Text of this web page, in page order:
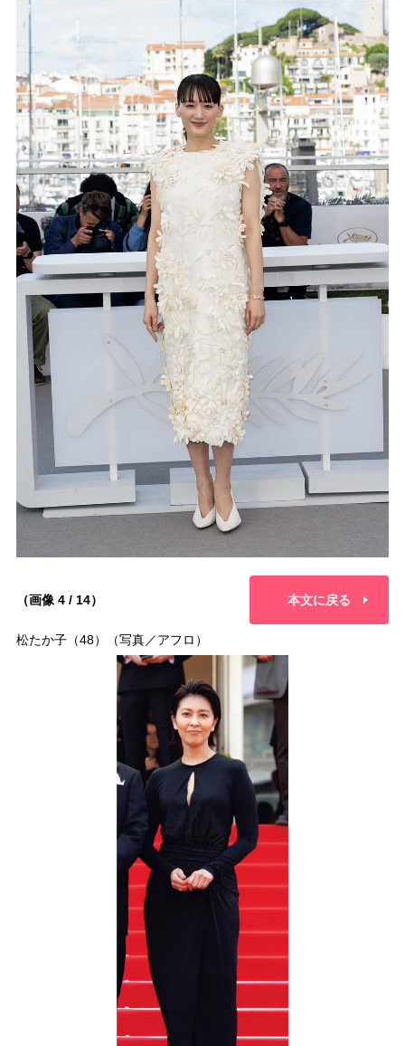
（画像 4 / 14） 本文に戻る
松たか子（48）（写真／アフロ）